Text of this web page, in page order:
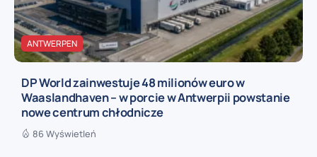
ANTWERPEN
DP World zainwestuje 48 milionów euro w
Waaslandhaven – w porcie w Antwerpii powstanie
nowe centrum chłodnicze
86 Wyświetleń